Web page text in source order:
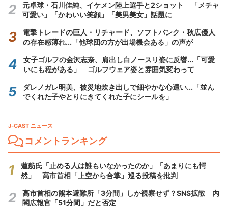
元卓球・石川佳純、イケメン陸上選手と2ショット 「メチャ
可愛い」「かわいい笑顔」「美男美女」話題に
電撃トレードの巨人・リチャード、ソフトバンク・秋広優人
の存在感薄れ...「他球団の方が出場機会ある」の声が
女子ゴルフの金沢志奈、肩出し白ノースリ姿に反響...「可愛
いにも程がある」 ゴルフウェア姿と雰囲気変わって
ダレノガレ明美、被災地炊き出しで細やかな心遣い...「並ん
でくれた子やとりにきてくれた子にシールを」
J-CAST ニュース
コメントランキング
蓮舫氏「止める人は誰もいなかったのか」「あまりにも愕
然」 高市首相「上空から合掌」巡る投稿を批判
高市首相の熊本避難所「3分間」しか視察せず？SNS拡散 内
閣広報官「51分間」だと否定